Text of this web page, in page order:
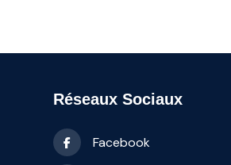
Réseaux Sociaux
Facebook